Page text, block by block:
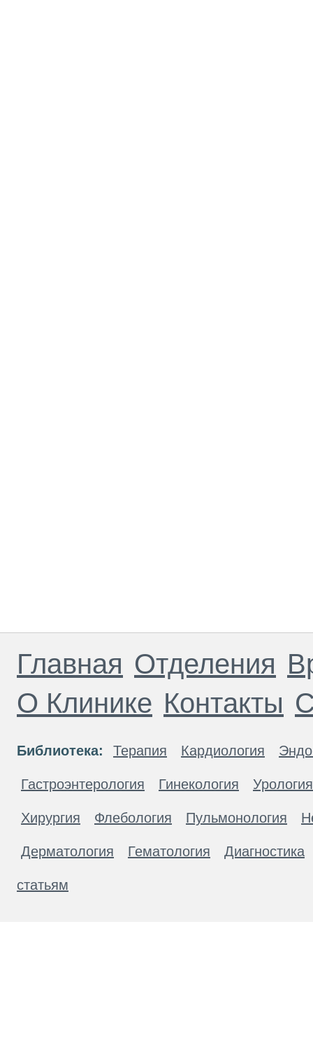
Главная Отделения
О Клинике Контакты
Библиотека: Терапия Кардиология
Гастроэнтерология Гинекология Урология
Хирургия Флебология Пульмонология
Дерматология Гематология Диагностика
статьям